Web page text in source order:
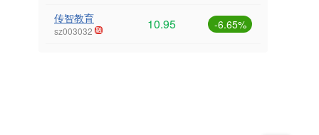
传智教育
sz003032 10.95 -6.65%